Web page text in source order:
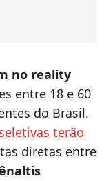
no reality
entre 18 e 60
do Brasil.
terão
diretas entre